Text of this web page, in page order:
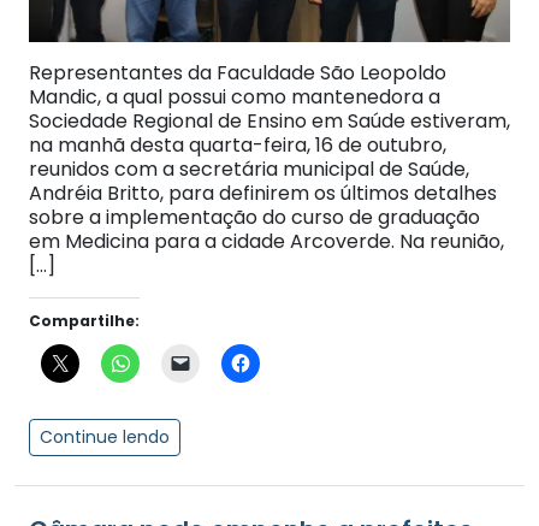
Representantes da Faculdade São Leopoldo
Mandic, a qual possui como mantenedora a
Sociedade Regional de Ensino em Saúde estiveram,
na manhã desta quarta-feira, 16 de outubro,
reunidos com a secretária municipal de Saúde,
Andréia Britto, para definirem os últimos detalhes
sobre a implementação do curso de graduação
em Medicina para a cidade Arcoverde. Na reunião,
[…]
Compartilhe:
Continue lendo